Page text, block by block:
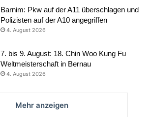
Barnim: Pkw auf der A11 überschlagen und
Polizisten auf der A10 angegriffen
4. August 2026
7. bis 9. August: 18. Chin Woo Kung Fu
Weltmeisterschaft in Bernau
4. August 2026
Mehr anzeigen